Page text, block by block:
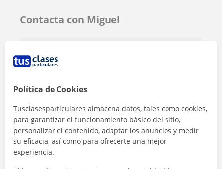
Contacta con Miguel
1ª clase gratis
Política de Cookies
Tusclasesparticulares almacena datos, tales como cookies,
para garantizar el funcionamiento básico del sitio,
personalizar el contenido, adaptar los anuncios y medir
su eficacia, así como para ofrecerte una mejor
experiencia.